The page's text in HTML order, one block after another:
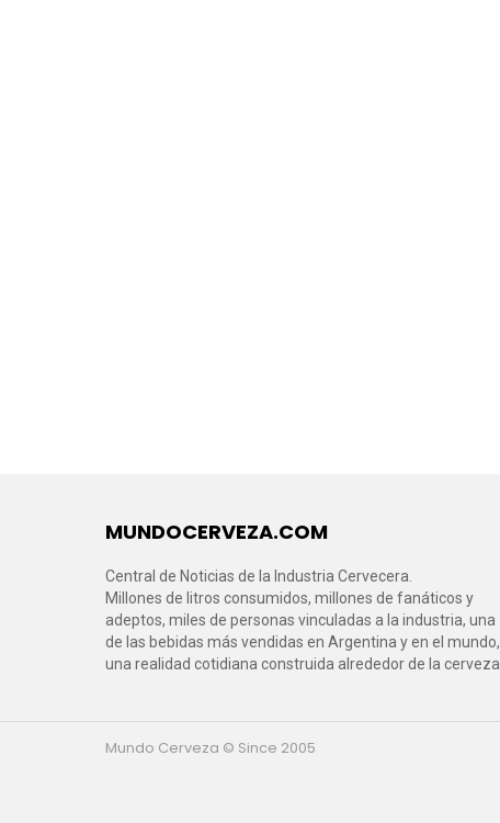
MUNDOCERVEZA.COM
Central de Noticias de la Industria Cervecera.
Millones de litros consumidos, millones de fanáticos y
adeptos, miles de personas vinculadas a la industria, una
de las bebidas más vendidas en Argentina y en el mundo,
una realidad cotidiana construida alrededor de la cerveza.
Mundo Cerveza © Since 2005